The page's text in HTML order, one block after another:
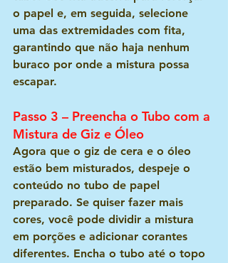
o papel e, em seguida, selecione
uma das extremidades com fita,
garantindo que não haja nenhum
buraco por onde a mistura possa
escapar.
Passo 3 – Preencha o Tubo com a
Mistura de Giz e Óleo
Agora que o giz de cera e o óleo
estão bem misturados, despeje o
conteúdo no tubo de papel
preparado. Se quiser fazer mais
cores, você pode dividir a mistura
em porções e adicionar corantes
diferentes. Encha o tubo até o topo